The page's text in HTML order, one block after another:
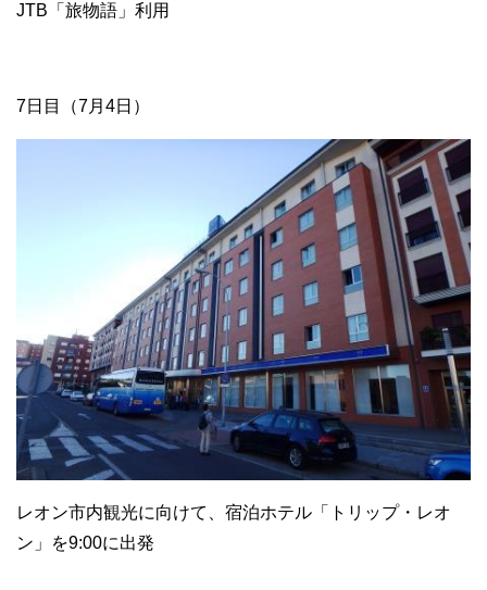
JTB「旅物語」利用
7日目（7月4日）
レオン市内観光に向けて、宿泊ホテル「トリップ・レオ
ン」を9:00に出発